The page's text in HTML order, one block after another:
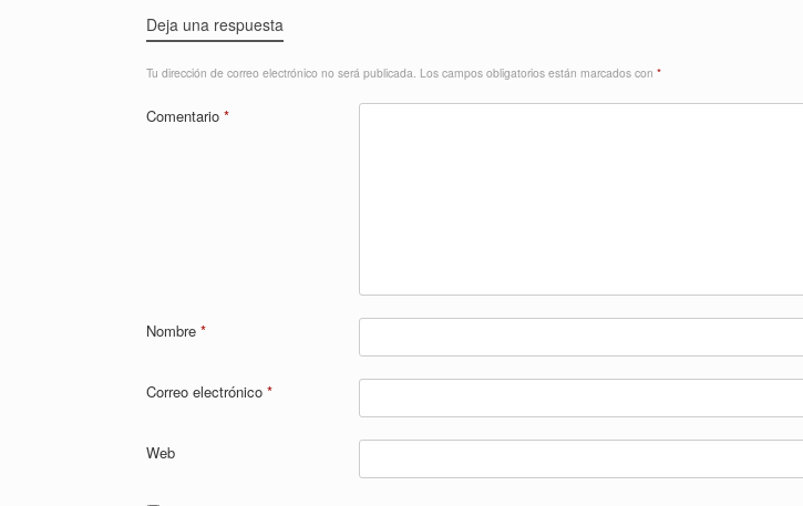
Deja una respuesta
Tu dirección de correo electrónico no será publicada. Los campos obligatorios están marcados con *
Comentario *
Nombre *
Correo electrónico *
Web